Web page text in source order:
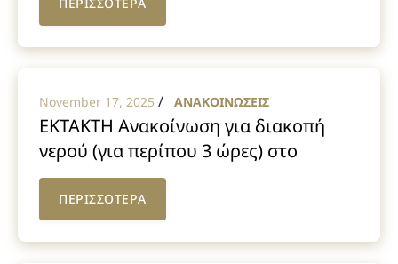
ΠΕΡΙΣΣΟΤΕΡΑ
November 17, 2025 / ΑΝΑΚΟΙΝΩΣΕΙΣ
ΕΚΤΑΚΤΗ Ανακοίνωση για διακοπή
νερού (για περίπου 3 ώρες) στο
Σχηματάρι και την Οινόη, καθώς και
στις βιομηχανίες και εγκαταστάσεις
του Σχηματαρίου που
τροφοδοτούνται από τον αγωγό του
ΠΕΡΙΣΣΟΤΕΡΑ